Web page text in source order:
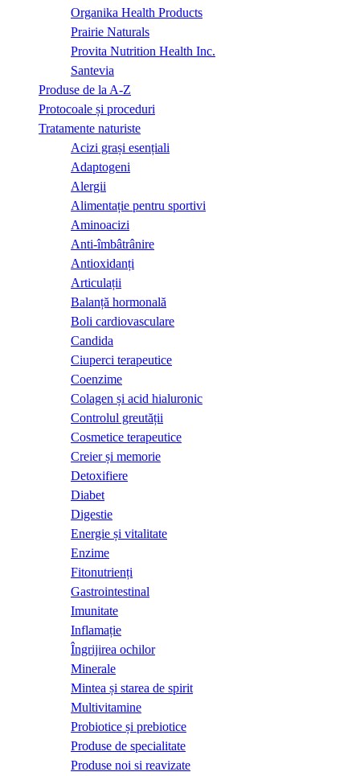
Organika Health Products
Prairie Naturals
Provita Nutrition Health Inc.
Santevia
Produse de la A-Z
Protocoale și proceduri
Tratamente naturiste
Acizi grași esențiali
Adaptogeni
Alergii
Alimentație pentru sportivi
Aminoacizi
Anti-îmbâtrânire
Antioxidanți
Articulații
Balanță hormonală
Boli cardiovasculare
Candida
Ciuperci terapeutice
Coenzime
Colagen și acid hialuronic
Controlul greutății
Cosmetice terapeutice
Creier și memorie
Detoxifiere
Diabet
Digestie
Energie și vitalitate
Enzime
Fitonutrienți
Gastrointestinal
Imunitate
Inflamație
Îngrijirea ochilor
Minerale
Mintea și starea de spirit
Multivitamine
Probiotice și prebiotice
Produse de specialitate
Produse noi si reavizate